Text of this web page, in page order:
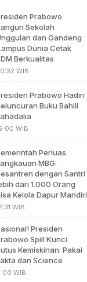
Prabowo
Sekolah
dan Gandeng
Dunia Cetak
Berkualitas
WIB
Prabowo Hadiri
Buku Bahlil
WIB
Perluas
MBG:
dengan Santri
dari 1.000 Orang
Kelola Dapur Mandiri
WIB
Presiden
Spill Kunci
Kemiskinan: Pakai
dan Science
WIB